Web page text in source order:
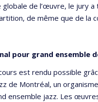
de l’œuvre, le jury
de même que de la
pour grand ensemble
est rendu possible
de Montréal, un
ensemble jazz. Les